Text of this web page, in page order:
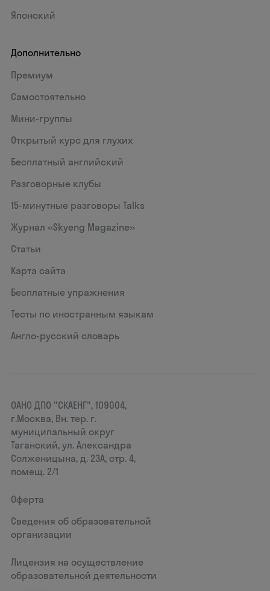
Японский
Дополнительно
Премиум
Самостоятельно
Мини-группы
Открытый курс для глухих
Бесплатный английский
Разговорные клубы
15‑минутные разговоры Talks
Журнал «Skyeng Magazine»
Статьи
Карта сайта
Бесплатные упражнения
Тесты по иностранным языкам
Англо-русский словарь
ОАНО ДПО "СКАЕНГ", 109004,
г.Москва, Вн. тер. г.
муниципальный округ
Таганский, ул. Александра
Солженицына, д. 23А, стр. 4,
помещ. 2/1
Оферта
Сведения об образовательной
организации
Лицензия на осуществление
образовательной деятельности